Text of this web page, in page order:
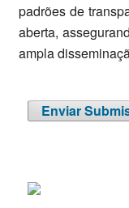
padrões de
aberta,
ampla
Enviar